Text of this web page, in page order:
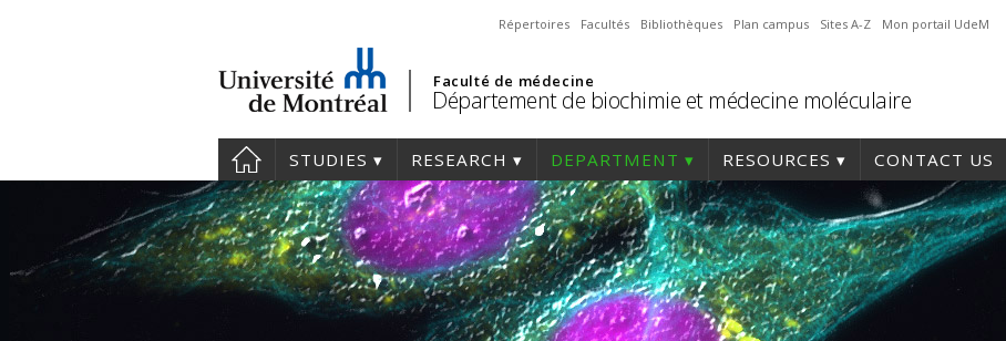
Répertoires Facultés Bibliothèques Plan campus Sites A-Z Mon portail UdeM
Faculté de médecine
Département de biochimie et médecine moléculaire
STUDIES RESEARCH DEPARTMENT RESOURCES CONTACT US